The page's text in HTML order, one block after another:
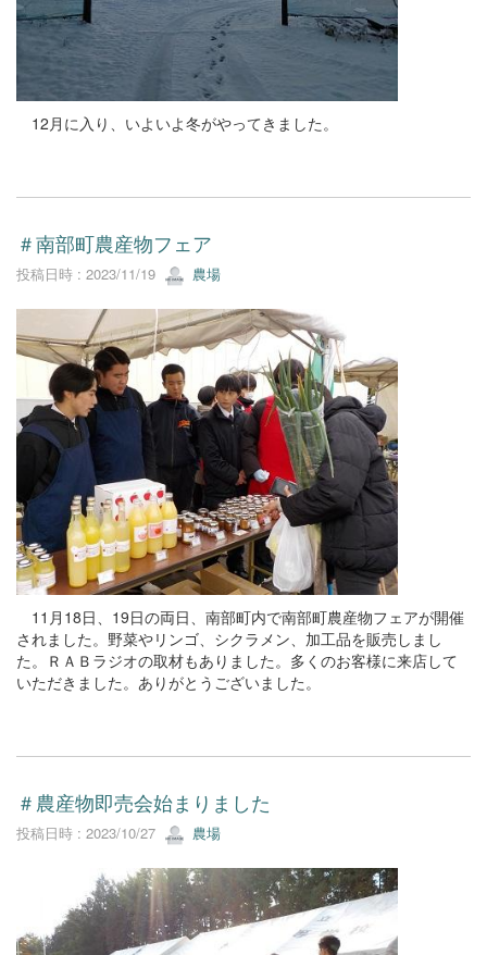
12月に入り、いよいよ冬がやってきました。
＃南部町農産物フェア
投稿日時 : 2023/11/19 農場
11月18日、19日の両日、南部町内で南部町農産物フェアが開催
されました。野菜やリンゴ、シクラメン、加工品を販売しまし
た。ＲＡＢラジオの取材もありました。多くのお客様に来店して
いただきました。ありがとうございました。
＃農産物即売会始まりました
投稿日時 : 2023/10/27 農場